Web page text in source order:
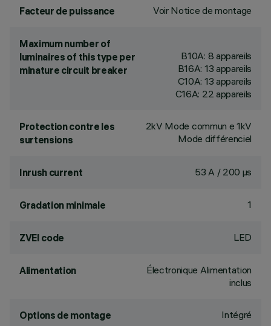
Facteur de puissance Voir Notice de montage
Maximum number of
luminaires of this type per
minature circuit breaker
B10A: 8 appareils
B16A: 13 appareils
C10A: 13 appareils
C16A: 22 appareils
Protection contre les
surtensions
2kV Mode commun e 1kV
Mode différenciel
Inrush current 53 A / 200 µs
Gradation minimale 1
ZVEI code LED
Alimentation
Électronique Alimentation
inclus
Options de montage Intégré